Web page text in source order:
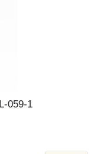
059-1